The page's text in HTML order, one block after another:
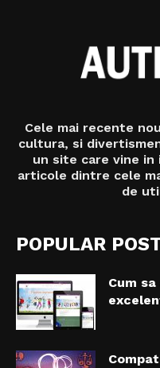
Cele mai recente
cultura, si
un site care vine
articole dintre cele
de
POPULAR
Cum